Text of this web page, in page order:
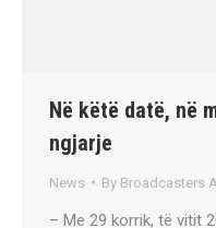
Në këtë datë, në
ngjarje
News By Broadcasters
– Me 29 korrik, të vitit